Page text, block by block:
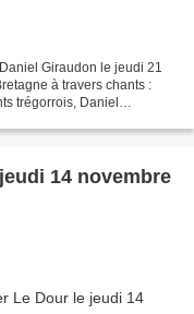
Giraudon le jeudi 21
à travers chants :
trégorrois, Daniel
14 novembre